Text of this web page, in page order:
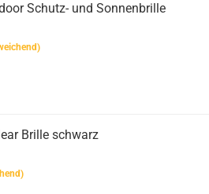
Medical Line
Outback Line
Schutz- und Sonnenbrille
Brille schwarz